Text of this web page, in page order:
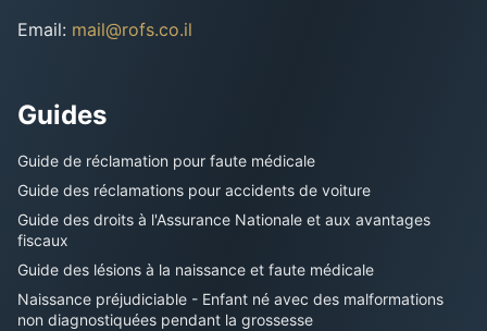
Email: mail@rofs.co.il
Guides
Guide de réclamation pour faute médicale
Guide des réclamations pour accidents de voiture
Guide des droits à l'Assurance Nationale et aux avantages
fiscaux
Guide des lésions à la naissance et faute médicale
Naissance préjudiciable - Enfant né avec des malformations
non diagnostiquées pendant la grossesse